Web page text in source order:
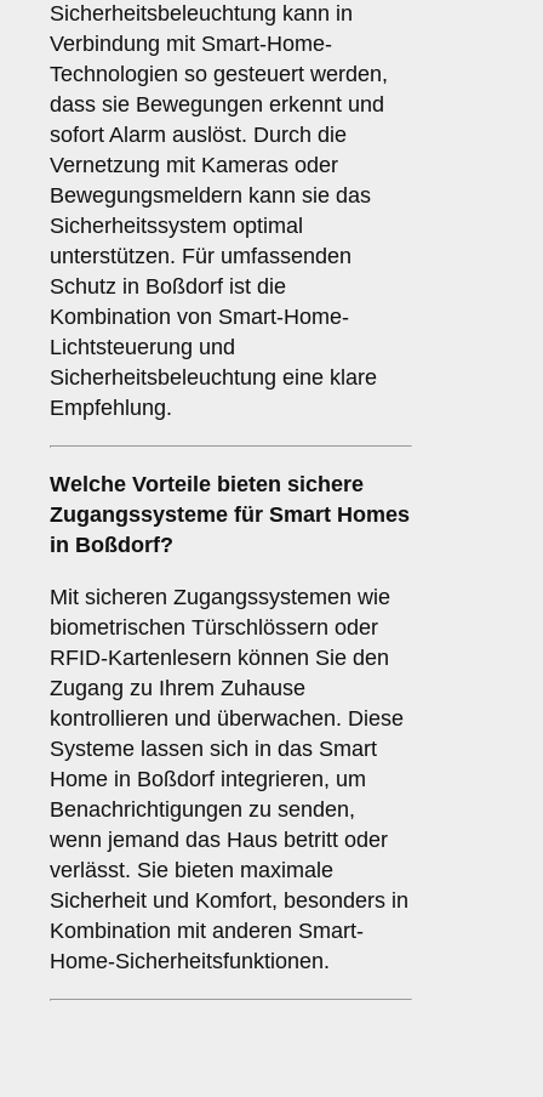
Sicherheitsbeleuchtung kann in
Verbindung mit Smart-Home-
Technologien so gesteuert werden,
dass sie Bewegungen erkennt und
sofort Alarm auslöst. Durch die
Vernetzung mit Kameras oder
Bewegungsmeldern kann sie das
Sicherheitssystem optimal
unterstützen. Für umfassenden
Schutz in Boßdorf ist die
Kombination von Smart-Home-
Lichtsteuerung und
Sicherheitsbeleuchtung eine klare
Empfehlung.
Welche Vorteile bieten sichere
Zugangssysteme für Smart Homes
in Boßdorf?
Mit sicheren Zugangssystemen wie
biometrischen Türschlössern oder
RFID-Kartenlesern können Sie den
Zugang zu Ihrem Zuhause
kontrollieren und überwachen. Diese
Systeme lassen sich in das Smart
Home in Boßdorf integrieren, um
Benachrichtigungen zu senden,
wenn jemand das Haus betritt oder
verlässt. Sie bieten maximale
Sicherheit und Komfort, besonders in
Kombination mit anderen Smart-
Home-Sicherheitsfunktionen.